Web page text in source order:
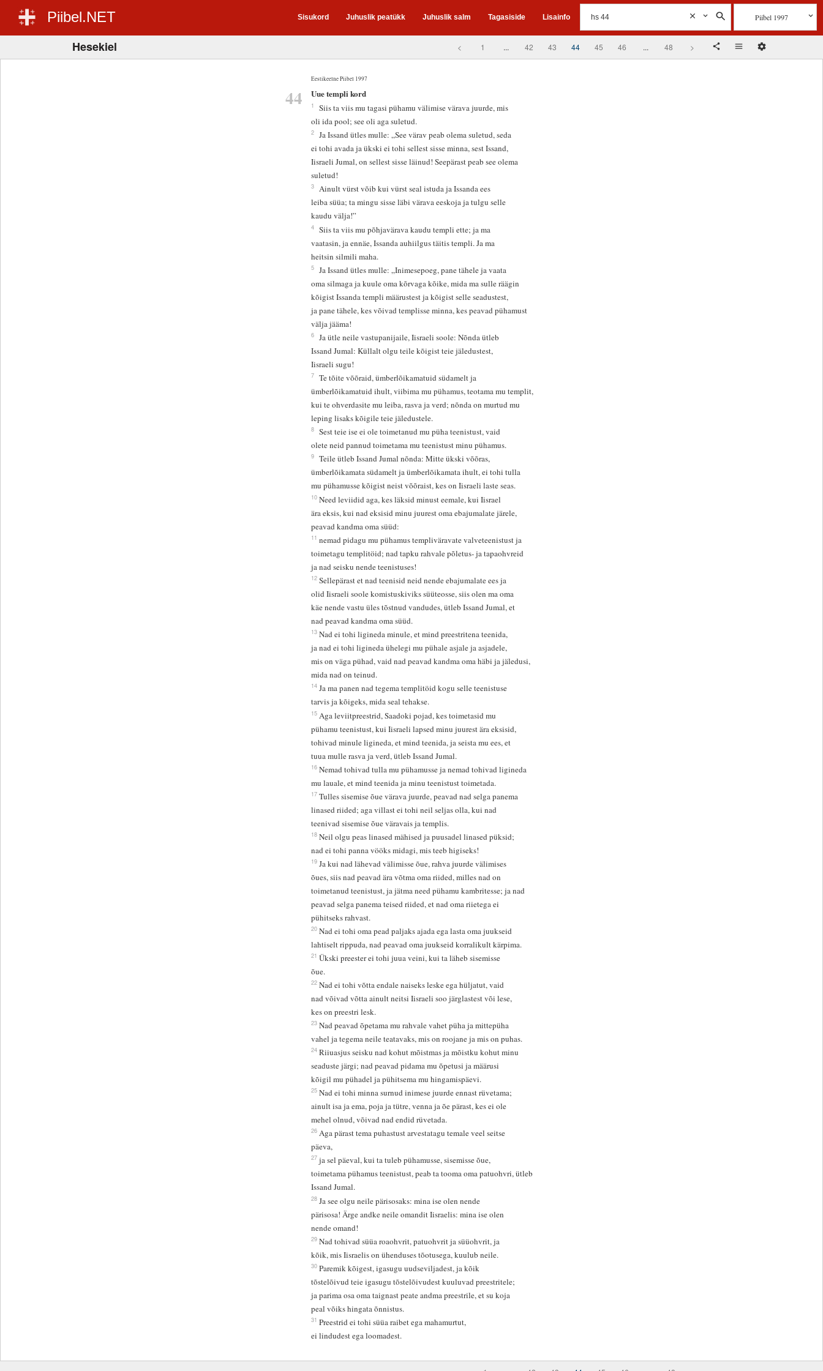
Piibel.NET Sisukord Juhuslik peatükk Juhuslik salm Tagasiside Lisainfo Piibel 1997
Hesekiel < 1 ... 42 43 44 45 46 ... 48 >
Eestikeelne Piibel 1997
44 Uue templi kord
1
Siis ta viis mu tagasi pühamu välimise värava juurde, mis
oli ida pool; see oli aga suletud.
2
Ja Issand ütles mulle: „See värav peab olema suletud, seda
ei tohi avada ja ükski ei tohi sellest sisse minna, sest Issand,
Iisraeli Jumal, on sellest sisse läinud! Seepärast peab see olema
suletud!
3
Ainult vürst võib kui vürst seal istuda ja Issanda ees
leiba süüa; ta mingu sisse läbi värava eeskoja ja tulgu selle
kaudu välja!”
4
Siis ta viis mu põhjavärava kaudu templi ette; ja ma
vaatasin, ja ennäe, Issanda auhiilgus täitis templi. Ja ma
heitsin silmili maha.
5
Ja Issand ütles mulle: „Inimesepoeg, pane tähele ja vaata
oma silmaga ja kuule oma kõrvaga kõike, mida ma sulle räägin
kõigist Issanda templi määrustest ja kõigist selle seadustest,
ja pane tähele, kes võivad templisse minna, kes peavad pühamust
välja jääma!
6
Ja ütle neile vastupanijaile, Iisraeli soole: Nõnda ütleb
Issand Jumal: Küllalt olgu teile kõigist teie jäledustest,
Iisraeli sugu!
7
Te tõite võõraid, ümberlõikamatuid südamelt ja
ümberlõikamatuid ihult, viibima mu pühamus, teotama mu templit,
kui te ohverdasite mu leiba, rasva ja verd; nõnda on murtud mu
leping lisaks kõigile teie jäledustele.
8
Sest teie ise ei ole toimetanud mu püha teenistust, vaid
olete neid pannud toimetama mu teenistust minu pühamus.
9
Teile ütleb Issand Jumal nõnda: Mitte ükski võõras,
ümberlõikamata südamelt ja ümberlõikamata ihult, ei tohi tulla
mu pühamusse kõigist neist võõraist, kes on Iisraeli laste seas.
10 Need leviidid aga, kes läksid minust eemale, kui Iisrael
ära eksis, kui nad eksisid minu juurest oma ebajumalate järele,
peavad kandma oma süüd:
11 nemad pidagu mu pühamus templiväravate valveteenistust ja
toimetagu templitöid; nad tapku rahvale põletus- ja tapaohvreid
ja nad seisku nende teenistuses!
12 Sellepärast et nad teenisid neid nende ebajumalate ees ja
olid Iisraeli soole komistuskiviks süüteosse, siis olen ma oma
käe nende vastu üles tõstnud vandudes, ütleb Issand Jumal, et
nad peavad kandma oma süüd.
13 Nad ei tohi ligineda minule, et mind preestritena teenida,
ja nad ei tohi ligineda ühelegi mu pühale asjale ja asjadele,
mis on väga pühad, vaid nad peavad kandma oma häbi ja jäledusi,
mida nad on teinud.
14 Ja ma panen nad tegema templitöid kogu selle teenistuse
tarvis ja kõigeks, mida seal tehakse.
15 Aga leviitpreestrid, Saadoki pojad, kes toimetasid mu
pühamu teenistust, kui Iisraeli lapsed minu juurest ära eksisid,
tohivad minule ligineda, et mind teenida, ja seista mu ees, et
tuua mulle rasva ja verd, ütleb Issand Jumal.
16 Nemad tohivad tulla mu pühamusse ja nemad tohivad ligineda
mu lauale, et mind teenida ja minu teenistust toimetada.
17 Tulles sisemise õue värava juurde, peavad nad selga panema
linased riided; aga villast ei tohi neil seljas olla, kui nad
teenivad sisemise õue väravais ja templis.
18 Neil olgu peas linased mähised ja puusadel linased püksid;
nad ei tohi panna vööks midagi, mis teeb higiseks!
19 Ja kui nad lähevad välimisse õue, rahva juurde välimises
õues, siis nad peavad ära võtma oma riided, milles nad on
toimetanud teenistust, ja jätma need pühamu kambritesse; ja nad
peavad selga panema teised riided, et nad oma riietega ei
pühitseks rahvast.
20 Nad ei tohi oma pead paljaks ajada ega lasta oma juukseid
lahtiselt rippuda, nad peavad oma juukseid korralikult kärpima.
21 Ükski preester ei tohi juua veini, kui ta läheb sisemisse
õue.
22 Nad ei tohi võtta endale naiseks leske ega hüljatut, vaid
nad võivad võtta ainult neitsi Iisraeli soo järglastest või lese,
kes on preestri lesk.
23 Nad peavad õpetama mu rahvale vahet püha ja mittepüha
vahel ja tegema neile teatavaks, mis on roojane ja mis on puhas.
24 Riiuasjus seisku nad kohut mõistmas ja mõistku kohut minu
seaduste järgi; nad peavad pidama mu õpetusi ja määrusi
kõigil mu pühadel ja pühitsema mu hingamispäevi.
25 Nad ei tohi minna surnud inimese juurde ennast rüvetama;
ainult isa ja ema, poja ja tütre, venna ja õe pärast, kes ei ole
mehel olnud, võivad nad endid rüvetada.
26 Aga pärast tema puhastust arvestatagu temale veel seitse
päeva,
27 ja sel päeval, kui ta tuleb pühamusse, sisemisse õue,
toimetama pühamus teenistust, peab ta tooma oma patuohvri, ütleb
Issand Jumal.
28 Ja see olgu neile pärisosaks: mina ise olen nende
pärisosa! Ärge andke neile omandit Iisraelis: mina ise olen
nende omand!
29 Nad tohivad süüa roaohvrit, patuohvrit ja süüohvrit, ja
kõik, mis Iisraelis on ühenduses tõotusega, kuulub neile.
30 Paremik kõigest, igasugu uudseviljadest, ja kõik
tõstelõivud teie igasugu tõstelõivudest kuuluvad preestritele;
ja parima osa oma taignast peate andma preestrile, et su koja
peal võiks hingata õnnistus.
31 Preestrid ei tohi süüa raibet ega mahamurtut,
ei lindudest ega loomadest.